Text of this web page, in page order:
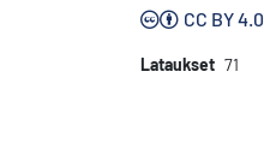
CC BY 4.0
Lataukset 71